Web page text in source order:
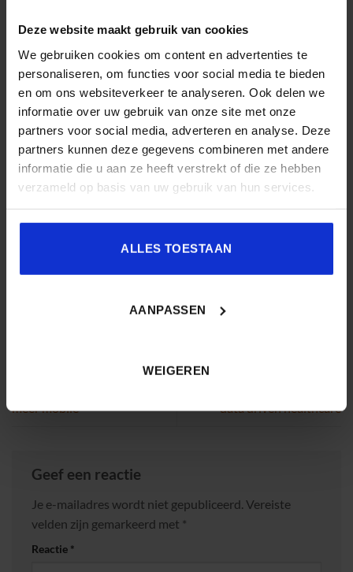
Deze website maakt gebruik van cookies
We gebruiken cookies om content en advertenties te
personaliseren, om functies voor social media te bieden
en om ons websiteverkeer te analyseren. Ook delen we
informatie over uw gebruik van onze site met onze
partners voor social media, adverteren en analyse. Deze
partners kunnen deze gegevens combineren met andere
informatie die u aan ze heeft verstrekt of die ze hebben
verzameld op basis van uw gebruik van hun services.
ALLES TOESTAAN
AANPASSEN
WEIGEREN
[/alert_box]
Dit bericht werd gepost inBlogen getagtehealth ,mhealth,mobile
health.
SBO
Overheid (SBO) organiseert jaarlijks zo’n
200 opleidingen en congressen over o.a.
bouw & infra en overheid.
meer mobile
data driven healthcare
Geef een reactie
Je e-mailadres wordt niet gepubliceerd. Vereiste
velden zijn gemarkeerd met *
Reactie *